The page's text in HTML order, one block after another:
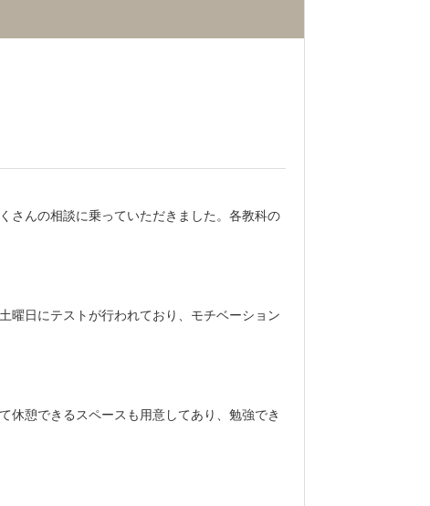
さんの相談に乗っていただきました。各教科の
曜日にテストが行われており、モチベーション
休憩できるスペースも用意してあり、勉強でき